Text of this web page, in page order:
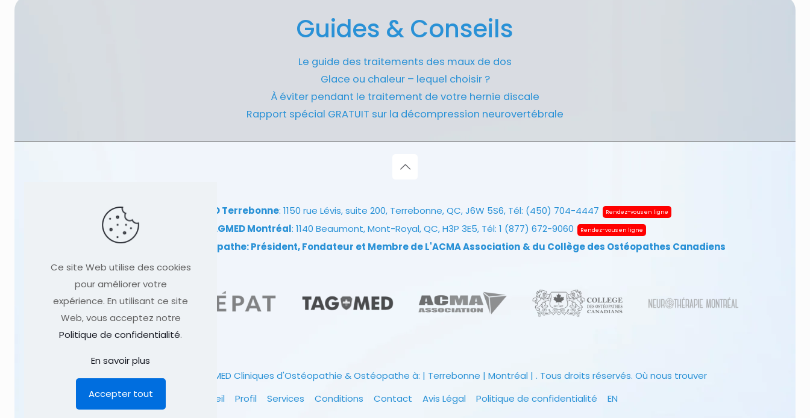
Guides & Conseils
Le guide des traitements des maux de dos
Glace ou chaleur – lequel choisir ?
À éviter pendant le traitement de votre hernie discale
Rapport spécial GRATUIT sur la décompression neurovertébrale
Clinique TAGMED Terrebonne: 1150 rue Lévis, suite 200, Terrebonne, QC, J6W 5S6, Tél: (450) 704-4447 Rendez-vous en ligne
Clinique TAGMED Montréal: 1140 Beaumont, Mont-Royal, QC, H3P 3E5, Tél: 1 (877) 672-9060 Rendez-vous en ligne
Dr Sylvain Desforges, ostéopathe: Président, Fondateur et Membre de L'ACMA Association & du Collège des Ostéopathes Canadiens
© 1991-2026Clinique TAGMED Cliniques d'Ostéopathie & Ostéopathe à: | Terrebonne | Montréal | . Tous droits réservés. Où nous trouver
Accueil
Profil Services Conditions Contact Avis Légal Politique de confidentialité EN
Ce site Web utilise des cookies
pour améliorer votre
expérience. En utilisant ce site
Web, vous acceptez notre
Politique de confidentialité.
En savoir plus
Accepter tout